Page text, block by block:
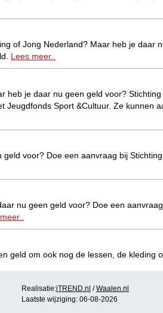
of Jong Nederland? Maar heb je daar
Lees meer..
heb je daar nu geen geld voor?
Sport &Cultuur. Ze kunnen
voor? Doe een aanvraag bij
nu geen geld voor? Doe een
geld om ook nog de lessen, de kleding
voor? Doe een aanvraag bij
Realisatie:iTREND.nl /Waalen.nl
Laatste wijziging: 06-08-2026